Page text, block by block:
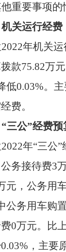
重要事项的
机关运行经费
2022年机关
款75.82万
低0.03%。
费。
“三公”经费预
2022年“三公
务接待费3
元，公务用
公务用车购
0万元。比
0.03% ， 主要